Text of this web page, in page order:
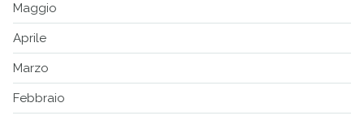
Maggio
Aprile
Marzo
Febbraio